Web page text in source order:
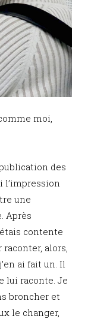
moi,
des
l’impression
une
Après
contente
raconter, alors,
ai fait un. Il
lui raconte. Je
broncher et
le changer,